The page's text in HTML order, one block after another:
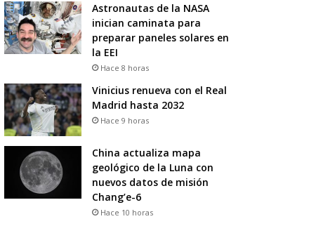
Astronautas de la NASA
inician caminata para
preparar paneles solares en
la EEI
Hace 8 horas
Vinicius renueva con el Real
Madrid hasta 2032
Hace 9 horas
China actualiza mapa
geológico de la Luna con
nuevos datos de misión
Chang’e-6
Hace 10 horas